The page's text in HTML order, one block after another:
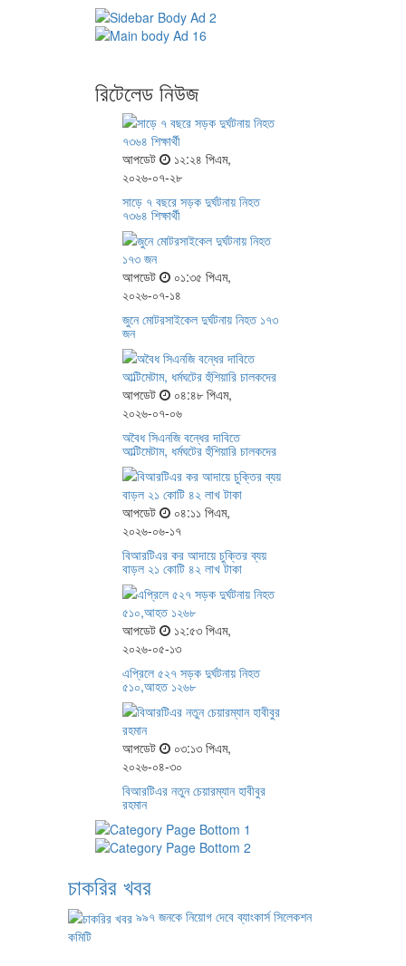
রিটেলেড নিউজ
আপডেট
১২:২৪ পিএম,
২০২৬-০৭-২৮
সাড়ে ৭ বছরে সড়ক দুর্ঘটনায় নিহত
৭৩৬৪ শিক্ষার্থী
আপডেট
০১:৩৫ পিএম,
২০২৬-০৭-১৪
জুনে মোটরসাইকেল দুর্ঘটনায় নিহত ১৭৩
জন
আপডেট
০৪:৪৮ পিএম,
২০২৬-০৭-০৬
অবৈধ সিএনজি বন্ধের দাবিতে
আল্টিমেটাম, ধর্মঘটের হুঁশিয়ারি চালকদের
আপডেট
০৪:১১ পিএম,
২০২৬-০৬-১৭
বিআরটিএর কর আদায়ে চুক্তির ব্যয়
বাড়ল ২১ কোটি ৪২ লাখ টাকা
আপডেট
১২:৫৩ পিএম,
২০২৬-০৫-১৩
এপ্রিলে ৫২৭ সড়ক দুর্ঘটনায় নিহত
৫১০,আহত ১২৬৮
আপডেট
০৩:১৩ পিএম,
২০২৬-০৪-৩০
বিআরটিএর নতুন চেয়ারম্যান হাবীবুর
রহমান
চাকরির খবর
৯৯৭ জনকে নিয়োগ দেবে ব্যাংকার্স সিলেকশন
কমিটি